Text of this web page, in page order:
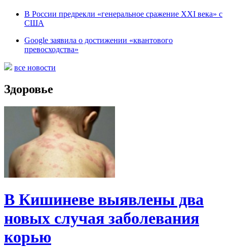
В России предрекли «генеральное сражение XXI века» с
США
Google заявила о достижении «квантового
превосходства»
все новости
Здоровье
В Кишиневе выявлены два
новых случая заболевания
корью